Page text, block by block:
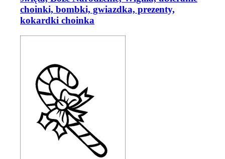
choinki, bombki, gwiazdka, prezenty,
kokardki choinka